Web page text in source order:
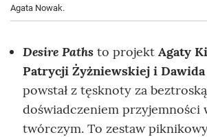
Agata Nowak.
Desire Paths to projekt Agaty
Patrycji Żyżniewskiej i Dawida
powstał z tęsknoty za
doświadczeniem przyjemności
twórczym. To zestaw